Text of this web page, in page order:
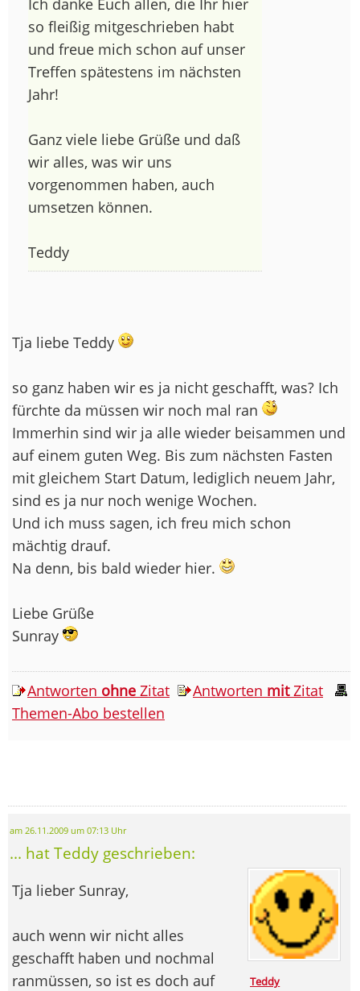
Ich danke Euch allen, die Ihr hier
so fleißig mitgeschrieben habt
und freue mich schon auf unser
Treffen spätestens im nächsten
Jahr!
Ganz viele liebe Grüße und daß
wir alles, was wir uns
vorgenommen haben, auch
umsetzen können.
Teddy
Tja liebe Teddy
so ganz haben wir es ja nicht geschafft, was? Ich
fürchte da müssen wir noch mal ran
Immerhin sind wir ja alle wieder beisammen und
auf einem guten Weg. Bis zum nächsten Fasten
mit gleichem Start Datum, lediglich neuem Jahr,
sind es ja nur noch wenige Wochen.
Und ich muss sagen, ich freu mich schon
mächtig drauf.
Na denn, bis bald wieder hier.
Liebe Grüße
Sunray
Antworten ohne Zitat Antworten mitZitat
Themen-Abo bestellen
am 26.11.2009 um 07:13 Uhr
... hat Teddy geschrieben:
Teddy
Tja lieber Sunray,
auch wenn wir nicht alles
geschafft haben und nochmal
ranmüssen, so ist es doch auf